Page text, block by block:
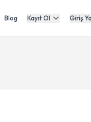
Blog Kayıt Ol Giriş